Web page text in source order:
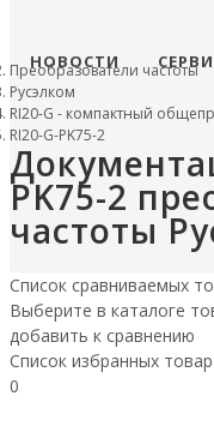
НОВОСТИ
Преобразователи частоты
Русэлком
RI20-G - компактный
RI20-G-PK75-2
PK75-2
частоты
Список сравниваемых
Выберите в каталоге
добавить к сравнению
Список избранных
0